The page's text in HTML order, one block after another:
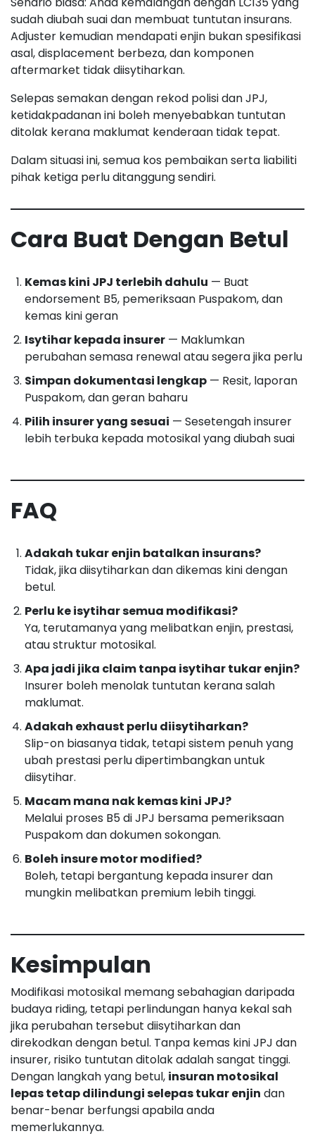
sudah diubah suai dan membuat tuntutan insurans.
Adjuster kemudian mendapati enjin bukan spesifikasi
asal, displacement berbeza, dan komponen
aftermarket tidak diisytiharkan.
Selepas semakan dengan rekod polisi dan JPJ,
ketidakpadanan ini boleh menyebabkan tuntutan
ditolak kerana maklumat kenderaan tidak tepat.
Dalam situasi ini, semua kos pembaikan serta liabiliti
pihak ketiga perlu ditanggung sendiri.
Cara Buat Dengan Betul
Kemas kini JPJ terlebih dahulu — Buat
endorsement B5, pemeriksaan Puspakom, dan
kemas kini geran
Isytihar kepada insurer — Maklumkan
perubahan semasa renewal atau segera jika perlu
Simpan dokumentasi lengkap — Resit, laporan
Puspakom, dan geran baharu
Pilih insurer yang sesuai — Sesetengah insurer
lebih terbuka kepada motosikal yang diubah suai
FAQ
Adakah tukar enjin batalkan insurans?
Tidak, jika diisytiharkan dan dikemas kini dengan
betul.
Perlu ke isytihar semua modifikasi?
Ya, terutamanya yang melibatkan enjin, prestasi,
atau struktur motosikal.
Apa jadi jika claim tanpa isytihar tukar enjin?
Insurer boleh menolak tuntutan kerana salah
maklumat.
Adakah exhaust perlu diisytiharkan?
Slip-on biasanya tidak, tetapi sistem penuh yang
ubah prestasi perlu dipertimbangkan untuk
diisytihar.
Macam mana nak kemas kini JPJ?
Melalui proses B5 di JPJ bersama pemeriksaan
Puspakom dan dokumen sokongan.
Boleh insure motor modified?
Boleh, tetapi bergantung kepada insurer dan
mungkin melibatkan premium lebih tinggi.
Kesimpulan
Modifikasi motosikal memang sebahagian daripada
budaya riding, tetapi perlindungan hanya kekal sah
jika perubahan tersebut diisytiharkan dan
direkodkan dengan betul. Tanpa kemas kini JPJ dan
insurer, risiko tuntutan ditolak adalah sangat tinggi.
Dengan langkah yang betul, insuran motosikal
lepas tetap dilindungi selepas tukar enjin dan
benar-benar berfungsi apabila anda
memerlukannya.